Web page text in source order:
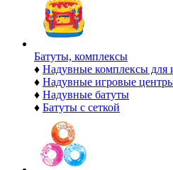
Батуты, комплексы
♦ Надувные комплексы для
♦ Надувные игровые
♦ Надувные батуты
♦ Батуты с сеткой